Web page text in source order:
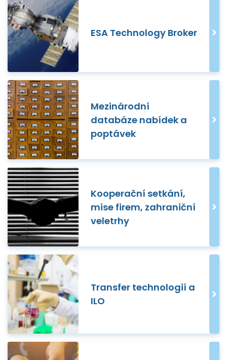
ESA Technology Broker
Mezinárodní
databáze nabídek a
poptávek
Kooperační setkání,
mise firem, zahraniční
veletrhy
Transfer technologií a
ILO